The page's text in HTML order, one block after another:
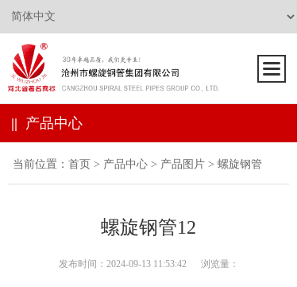
|| 产品中心
当前位置： 首页 > 产品中心 > 产品图片 > 螺旋钢管
螺旋钢管12
发布时间：2024-09-13 11:53:42 浏览量：